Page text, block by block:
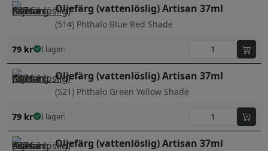
Oljefärg (vattenlöslig) Artisan 37ml
(514) Phthalo Blue Red Shade
79 kr I lager:
Oljefärg (vattenlöslig) Artisan 37ml
(521) Phthalo Green Yellow Shade
79 kr I lager:
Oljefärg (vattenlöslig) Artisan 37ml